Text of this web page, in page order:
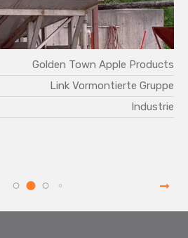
Golden Town Apple Products
Link Vormontierte Gruppe
Industrie